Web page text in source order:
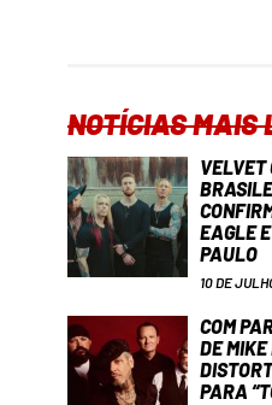
NOTÍCIAS MAIS
VELVET
EAGLE
PAULO
10 DE
COM
DE
PARA